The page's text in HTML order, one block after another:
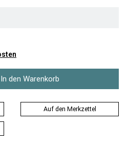
In den Warenkorb
Auf den Merkzettel